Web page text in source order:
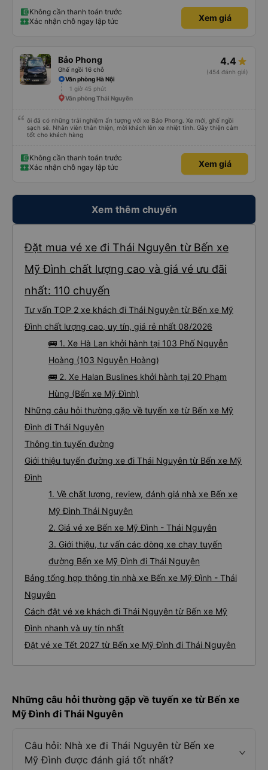
năng mà còn là văn hóa và ý thức của mỗi người.
Không cần thanh toán trước
Xác nhận chỗ ngay lập tức
Xem giá
Bảo Phong
Ghế ngồi 16 chỗ
4.4
(454 đánh giá)
Văn phòng Hà Nội
1 giờ 45 phút
Văn phòng Thái Nguyên
ôi đã có những trải nghiệm ấn tượng với xe Bảo Phong. Xe mới, ghế ngồi
sạch sẽ. Nhân viên thân thiện, mời khách lên xe nhiệt tình. Gây thiện cảm
tốt cho khách hàng
Không cần thanh toán trước
Xác nhận chỗ ngay lập tức
Xem giá
Xem thêm chuyến
Đặt mua vé xe đi Thái Nguyên từ Bến xe
Mỹ Đình chất lượng cao và giá vé ưu đãi
nhất: 110 chuyến
Tư vấn TOP 2 xe khách đi Thái Nguyên từ Bến xe Mỹ
Đình chất lượng cao, uy tín, giá rẻ nhất 08/2026
🚌 1. Xe Hà Lan khởi hành tại 103 Phố Nguyễn
Hoàng (103 Nguyễn Hoàng)
🚌 2. Xe Halan Buslines khởi hành tại 20 Phạm
Hùng (Bến xe Mỹ Đình)
Những câu hỏi thường gặp về tuyến xe từ Bến xe Mỹ
Đình đi Thái Nguyên
Thông tin tuyến đường
Giới thiệu tuyến đường xe đi Thái Nguyên từ Bến xe Mỹ
Đình
1. Về chất lượng, review, đánh giá nhà xe Bến xe
Mỹ Đình Thái Nguyên
2. Giá vé xe Bến xe Mỹ Đình - Thái Nguyên
3. Giới thiệu, tư vấn các dòng xe chạy tuyến
đường Bến xe Mỹ Đình đi Thái Nguyên
Bảng tổng hợp thông tin nhà xe Bến xe Mỹ Đình - Thái
Nguyên
Cách đặt vé xe khách đi Thái Nguyên từ Bến xe Mỹ
Đình nhanh và uy tín nhất
Đặt vé xe Tết 2027 từ Bến xe Mỹ Đình đi Thái Nguyên
Những câu hỏi thường gặp về tuyến xe từ Bến xe
Mỹ Đình đi Thái Nguyên
Câu hỏi: Nhà xe đi Thái Nguyên từ Bến xe
Mỹ Đình được đánh giá tốt nhất?